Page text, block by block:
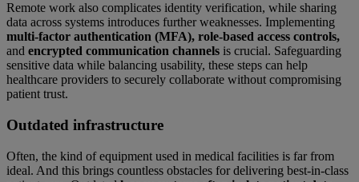
Remote work also complicates identity verification, while sharing
data across systems introduces further weaknesses. Implementing
multi-factor authentication (MFA), role-based access controls,
and encrypted communication channels is crucial. Safeguarding
sensitive data while balancing usability, these steps can help
healthcare providers to securely collaborate without compromising
patient trust.
Outdated infrastructure
Often, the kind of equipment used in medical facilities is far from
ideal. And this brings countless obstacles for delivering best-in-class